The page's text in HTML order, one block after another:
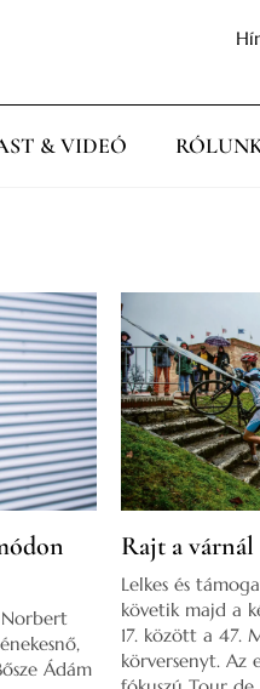
& VIDEÓ
Ádám
Rajt a várnál
Lelkes és
követik majd a
17. között a 47.
körversenyt. Az